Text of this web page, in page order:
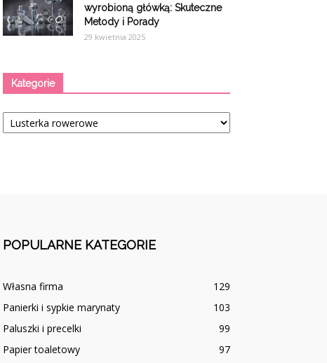
wyrobioną główką: Skuteczne
Metody i Porady
29 kwietnia 2025
Kategorie
Kategorie
POPULARNE KATEGORIE
Własna firma
129
Panierki i sypkie marynaty
103
Paluszki i precelki
99
Papier toaletowy
97